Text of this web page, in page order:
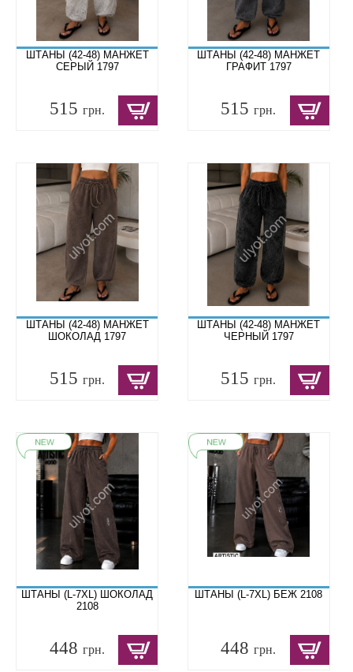
ШТАНЫ (42-48) МАНЖЕТ
СЕРЫЙ 1797
515 грн.
ШТАНЫ (42-48) МАНЖЕТ
ГРАФИТ 1797
515грн.
ШТАНЫ (42-48) МАНЖЕТ
ШОКОЛАД 1797
515 грн.
ШТАНЫ (42-48) МАНЖЕТ
ЧЕРНЫЙ 1797
515грн.
ШТАНЫ (L-7XL) ШОКОЛАД
2108
448 грн.
ШТАНЫ (L-7XL) БЕЖ 2108
448грн.